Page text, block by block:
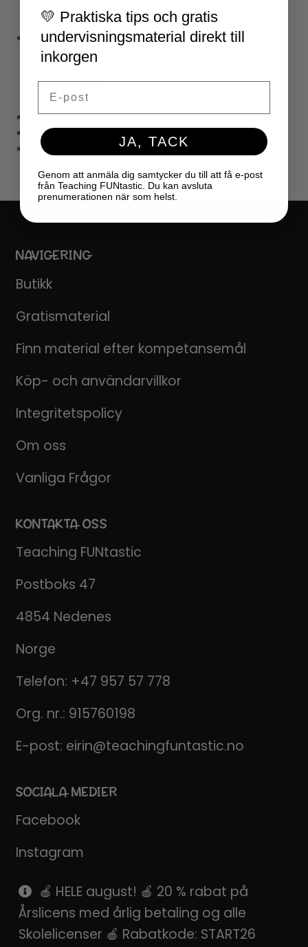
★ LÄRARVERKTYG
KLASSRUMSDEKORATION
KLASSRUMSLEDARSKAP
KLASSRUMSORGANISATION
LÄRARKALENDER
★ SPEL
★ GRATIS
★ LICENSER
NAVIGERING
Butikk
Gratismaterial
Finn material efter kompetansemål
Köp- och användarvillkor
Integritetspolicy
Om oss
Vanliga Frågor
KONTAKTA OSS
Teaching FUNtastic
Postboks 47
4854 Nedenes
Norge
Telefon: +47 957 57 778
Org. nr.: 915760198
E-post: eirin@teachingfuntastic.no
SOCIALA MEDIER
Facebook
Instagram
Pinterest
SnapChat
🍎 HELE august! 🍎 20 % rabat på
Årslicens med årlig betaling og alle
Skolelicenser 🍎 Rabatkode: START26
💛 Praktiska tips och gratis
undervisningsmaterial direkt till
inkorgen
JA, TACK
Genom att anmäla dig samtycker du till att få e-post
från Teaching FUNtastic. Du kan avsluta
prenumerationen när som helst.